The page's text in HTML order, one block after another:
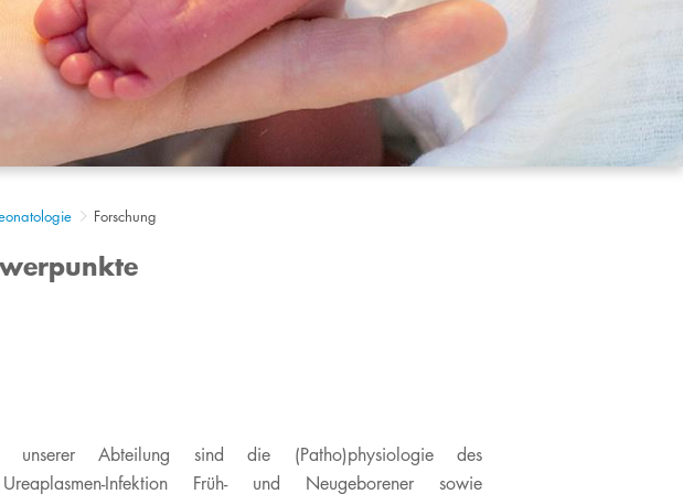
Forschung
unserer Abteilung sind die (Patho)physiologie des
Infektion Früh- und Neugeborener sowie